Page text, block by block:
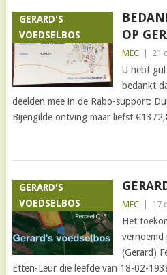
GERARD'S
VOEDSELBOS
OP
MEC 21
U hebt
bedankt
deelden mee in de Rabo-support:
Bijengilde ontving maar liefst
GERARD'S
VOEDSELBOS
MEC 17
Het
vernoemd
(Gerard)
Etten-Leur die leefde van 18-02-